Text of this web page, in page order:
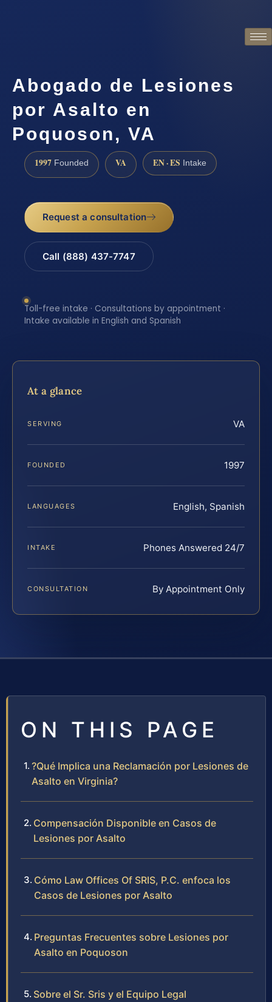
Abogado de Lesiones
por Asalto en
Poquoson, VA
1997 Founded VA EN · ES Intake
Request a consultation
Call (888) 437-7747
Toll-free intake · Consultations by appointment ·
Intake available in English and Spanish
At a glance
SERVING VA
FOUNDED 1997
LANGUAGES English, Spanish
INTAKE Phones Answered 24/7
CONSULTATION By Appointment Only
ON THIS PAGE
?Qué Implica una Reclamación por Lesiones de
Asalto en Virginia?
Compensación Disponible en Casos de
Lesiones por Asalto
Cómo Law Offices Of SRIS, P.C. enfoca los
Casos de Lesiones por Asalto
Preguntas Frecuentes sobre Lesiones por
Asalto en Poquoson
Sobre el Sr. Sris y el Equipo Legal